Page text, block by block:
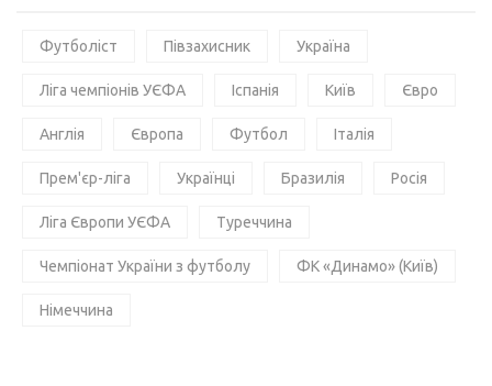
Футболіст Півзахисник Україна
Ліга чемпіонів УЄФА Іспанія Київ Євро
Англія Європа Футбол Італія
Прем'єр-ліга Українці Бразилія Росія
Ліга Європи УЄФА Туреччина
Чемпіонат України з футболу ФК «Динамо» (Київ)
Німеччина